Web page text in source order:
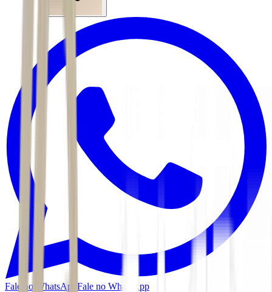
Fale no WhatsApp Fale no WhatsApp